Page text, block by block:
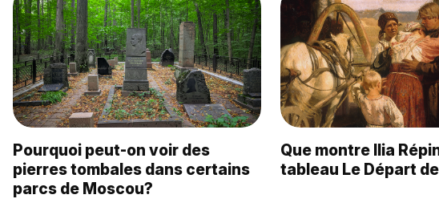
Pourquoi peut-on voir des
pierres tombales dans certains
parcs de Moscou?
Que montre Ilia
tableau Le Départ